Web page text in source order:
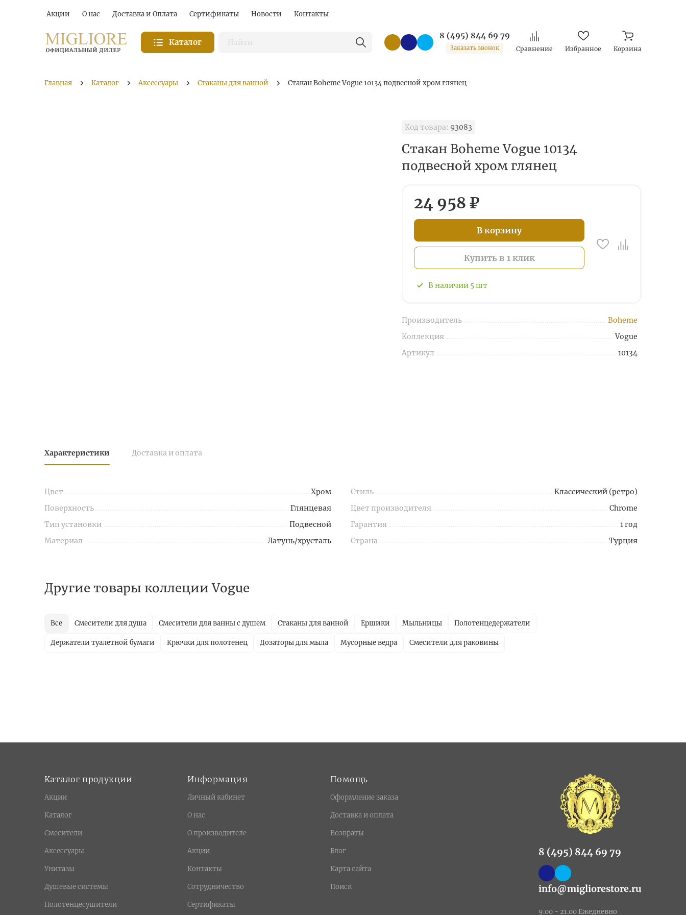
Акции О нас Доставка и Оплата Сертификаты Новости Контакты
Каталог
8 (495) 844 69 79
Заказать звонок Сравнение Избранное Корзина
Главная Каталог Аксессуары Стаканы для ванной Стакан Boheme Vogue 10134 подвесной хром глянец
Код товара: 93083
Стакан Boheme Vogue 10134
подвесной хром глянец
24 958 ₽
В корзину
Купить в 1 клик
В наличии 5шт
Производитель
Boheme
Коллекция
Vogue
Артикул
10134
Характеристики Доставка и оплата
Цвет
Хром
Поверхность
Глянцевая
Тип установки
Подвесной
Материал
Латунь/хрусталь
Стиль
Классический (ретро)
Цвет производителя
Chrome
Гарантия
1 год
Страна
Турция
Другие товары коллеции Vogue
Все Смесители для душа Смесители для ванны с душем Стаканы для ванной Ершики Мыльницы Полотенцедержатели
Держатели туалетной бумаги Крючки для полотенец Дозаторы для мыла Мусорные ведра Смесители для раковины
Каталог продукции
Акции
Каталог
Смесители
Аксессуары
Унитазы
Душевые системы
Полотенцесушители
Информация
Личный кабинет
О нас
О производителе
Акции
Контакты
Сотрудничество
Сертификаты
Помощь
Оформление заказа
Доставка и оплата
Возвраты
Блог
Карта сайта
Поиск
8 (495) 844 69 79
info@migliorestore.ru
9.00 - 21.00 Ежедневно